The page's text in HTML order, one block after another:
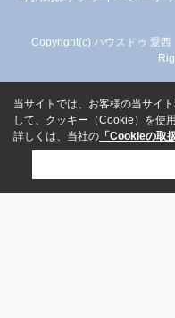
Copyright(c) ハウスドゥ 愛
当サイトでは、お客様の当サイ
して、クッキー（Cookie）を使
詳しくは、当社の 「Cookieの取